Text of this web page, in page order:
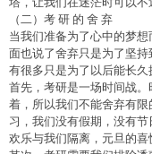
（二）考 研 的 舍 弃
当我们准备为了心中的梦
面也说了舍弃只是为了坚
有很多只是为了以后能长久
首先，考研是一场时间战
着，所以我们不能舍弃有
习，我们没有假期，没有
欢乐与我们隔离，元旦的喜